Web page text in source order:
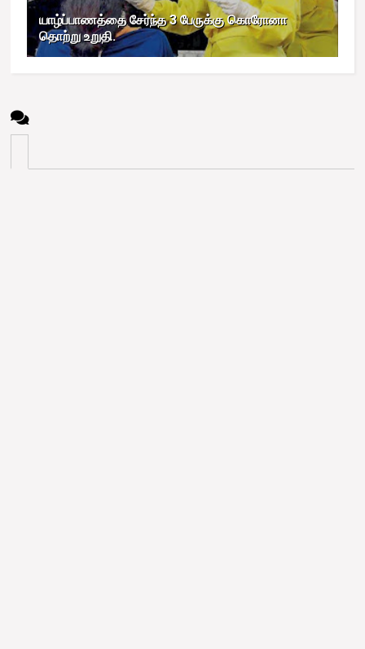
யாழ்ப்பாணத்தை சேர்ந்த 3 பேருக்கு கொரோனா
தொற்று உறுதி.